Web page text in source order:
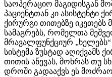
საოპერაციო მაგიდისგან
პაციენტთან კი ასისტენტი
ქირურგი თითებზე იკეთებს
სამაგრებს, რომელთა
მრავალფუნქციურ
სისტემა ზუსტად აღიქვამს
თითის აწევას, მოხრას თუ
დროში გადააქვს ეს